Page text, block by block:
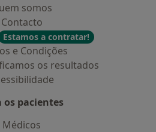
somos
Contacto
Estamos a contratar!
e Condições
os resultados
os pacientes
Médicos